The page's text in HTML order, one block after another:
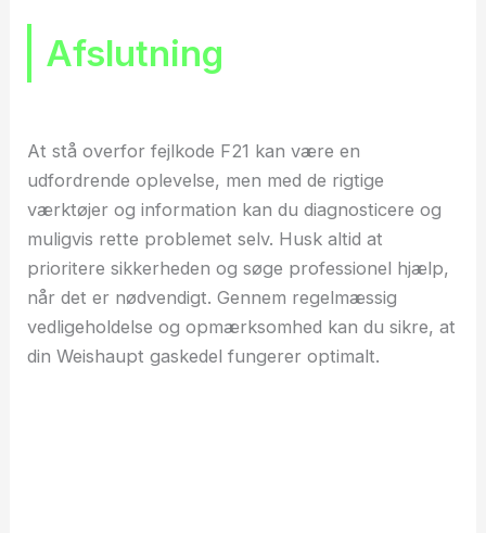
Afslutning
At stå overfor fejlkode F21 kan være en
udfordrende oplevelse, men med de rigtige
værktøjer og information kan du diagnosticere og
muligvis rette problemet selv. Husk altid at
prioritere sikkerheden og søge professionel hjælp,
når det er nødvendigt. Gennem regelmæssig
vedligeholdelse og opmærksomhed kan du sikre, at
din Weishaupt gaskedel fungerer optimalt.